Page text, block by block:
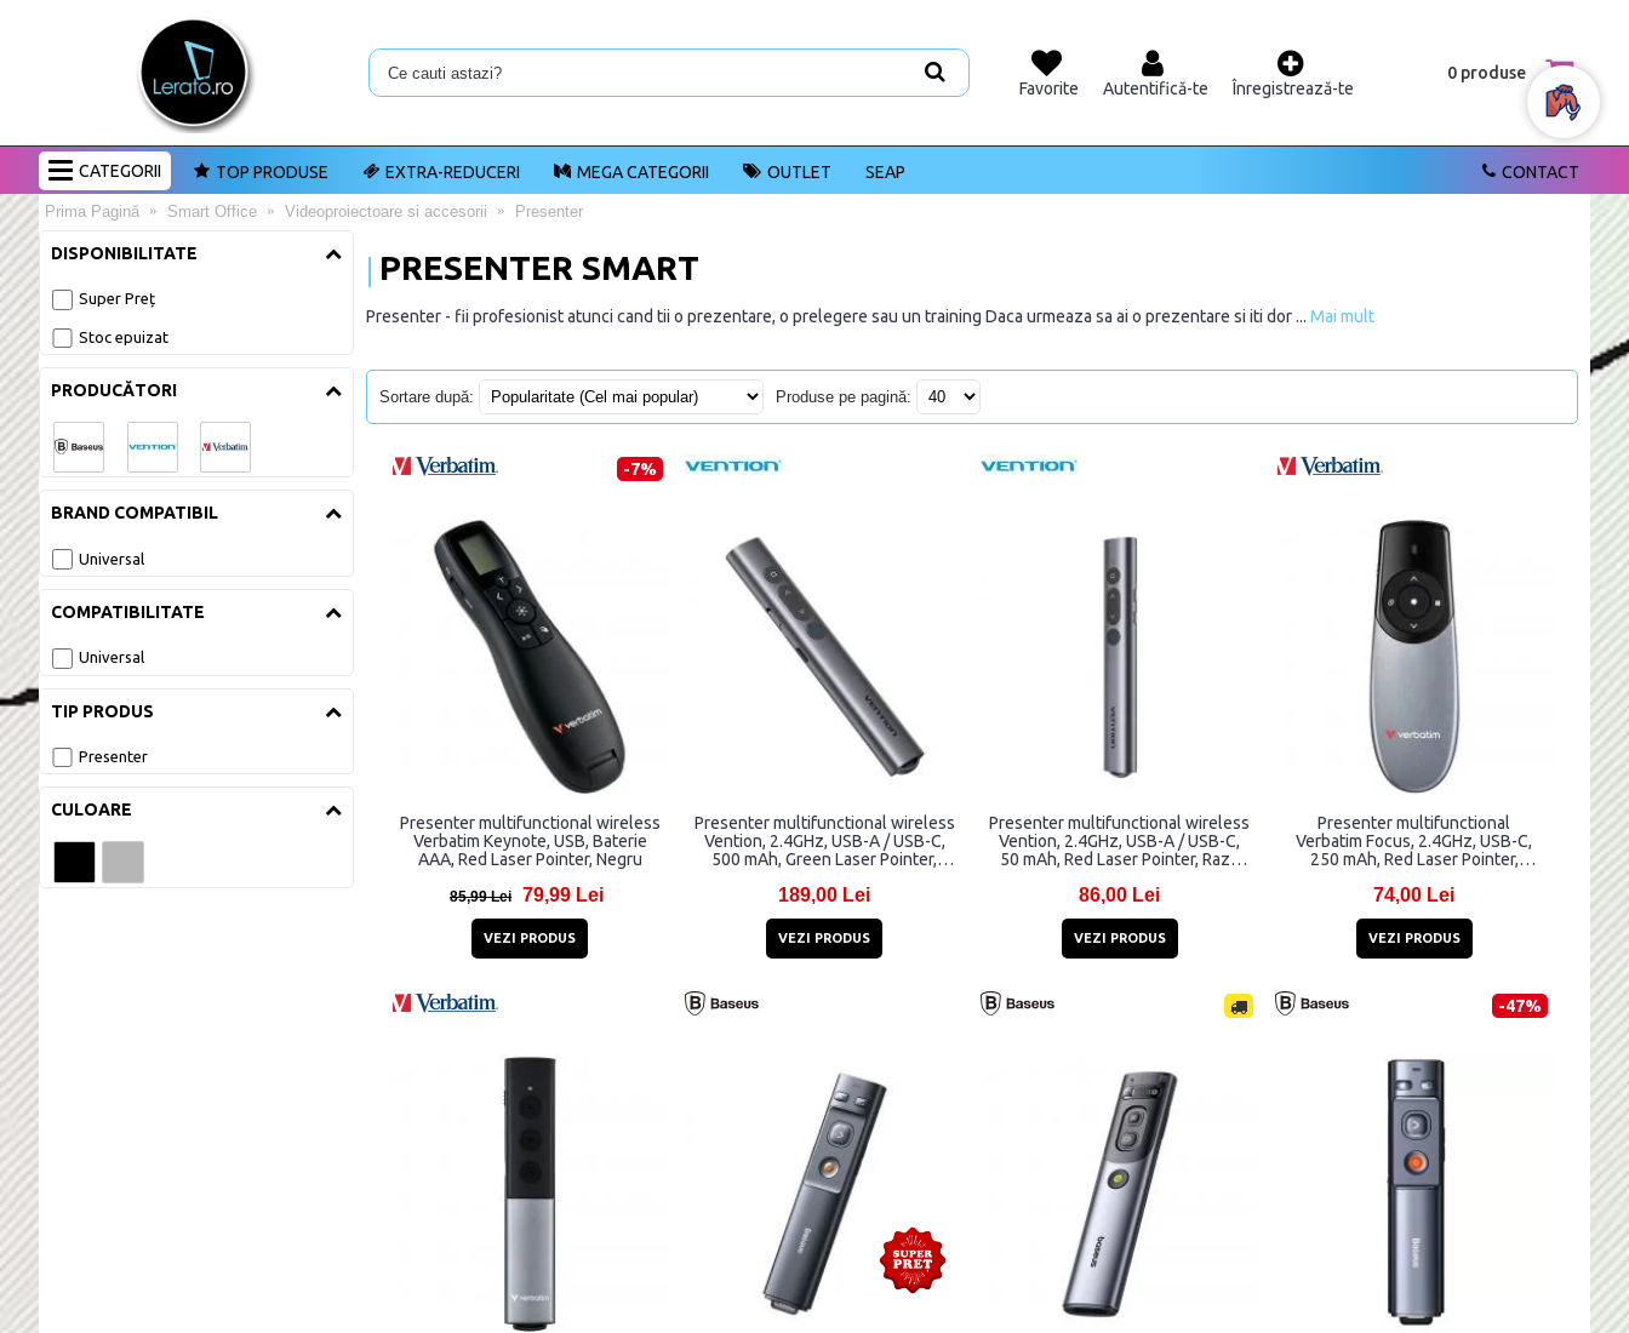
Favorite Autentifică-te Înregistrează-te
0 produse
CATEGORII CONTACT
TOP PRODUSE EXTRA-REDUCERI MEGA CATEGORII OUTLET SEAP
Prima Pagină Smart Office Videoproiectoare si accesorii Presenter
DISPONIBILITATE
Super Preț
Stoc epuizat
PRODUCĂTORI
BRAND COMPATIBIL
Universal
COMPATIBILITATE
Universal
TIP PRODUS
Presenter
CULOARE
PRESENTER SMART
Presenter - fii profesionist atunci cand tii o prezentare, o prelegere sau un training Daca urmeaza sa ai o prezentare si iti dor ... Mai mult
Sortare după: Produse pe pagină:
-7%
Presenter multifunctional wireless
Verbatim Keynote, USB, Baterie
AAA, Red Laser Pointer, Negru
85,99 Lei 79,99 Lei
VEZI PRODUS
Presenter multifunctional wireless
Vention, 2.4GHz, USB-A / USB-C,
500 mAh, Green Laser Pointer,
189,00 Lei
VEZI PRODUS
Presenter multifunctional wireless
Vention, 2.4GHz, USB-A / USB-C,
50 mAh, Red Laser Pointer, Raza
86,00 Lei
VEZI PRODUS
Presenter multifunctional
Verbatim Focus, 2.4GHz, USB-C,
250 mAh, Red Laser Pointer,
74,00 Lei
VEZI PRODUS
-47%